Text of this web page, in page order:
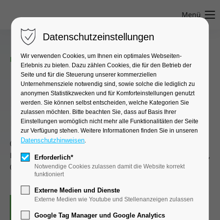
Menü
FACHTAGUNG
14.
Fortbildungsveranstaltung
Lungenfibrose
05.03.2025, 17:00–20:00
Hotel & Conference Centre, Dresden Radebeul, Nizzastr. 55,
01445 Radebeul)
Datenschutzeinstellungen
Wir verwenden Cookies, um Ihnen ein optimales Webseiten-
Erlebnis zu bieten. Dazu zählen Cookies, die für den Betrieb der
Seite und für die Steuerung unserer kommerziellen
Unternehmensziele notwendig sind, sowie solche die lediglich zu
anonymen Statistikzwecken und für Komforteinstellungen genutzt
werden. Sie können selbst entscheiden, welche Kategorien Sie
zulassen möchten. Bitte beachten Sie, dass auf Basis Ihrer
Einstellungen womöglich nicht mehr alle Funktionalitäten der Seite
zur Verfügung stehen. Weitere Informationen finden Sie in unseren
Datenschutzhinweisen.
Erforderlich*
Notwendige Cookies zulassen damit die Website korrekt
funktioniert
Externe Medien und Dienste
Externe Medien wie Youtube und Stellenanzeigen zulassen
Google Tag Manager und Google Analytics